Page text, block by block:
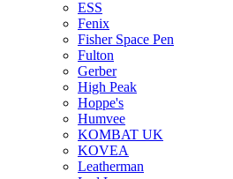
ESS
Fenix
Fisher Space Pen
Fulton
Gerber
High Peak
Hoppe's
Humvee
KOMBAT UK
KOVEA
Leatherman